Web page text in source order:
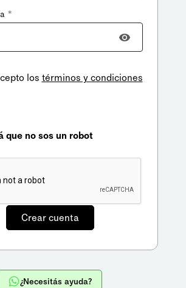
*
los términos y condiciones
que no sos un robot
¿Necesitás ayuda?